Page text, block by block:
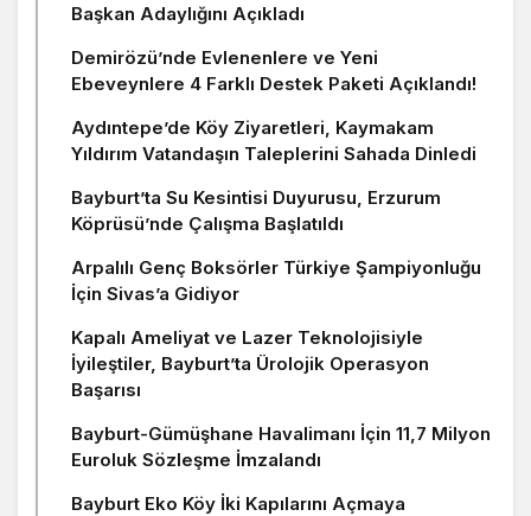
Başkan Adaylığını Açıkladı
Demirözü’nde Evlenenlere ve Yeni
Ebeveynlere 4 Farklı Destek Paketi Açıklandı!
Aydıntepe’de Köy Ziyaretleri, Kaymakam
Yıldırım Vatandaşın Taleplerini Sahada Dinledi
Bayburt’ta Su Kesintisi Duyurusu, Erzurum
Köprüsü’nde Çalışma Başlatıldı
Arpalılı Genç Boksörler Türkiye Şampiyonluğu
İçin Sivas’a Gidiyor
Kapalı Ameliyat ve Lazer Teknolojisiyle
İyileştiler, Bayburt’ta Ürolojik Operasyon
Başarısı
Bayburt-Gümüşhane Havalimanı İçin 11,7 Milyon
Euroluk Sözleşme İmzalandı
Bayburt Eko Köy İki Kapılarını Açmaya